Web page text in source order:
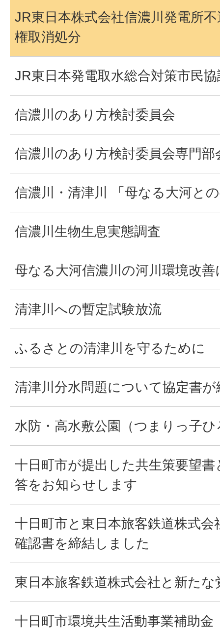
JR東日本株式会社信濃川発電所
権取消処分
JR東日本発電取水総合対策市民
信濃川のあり方検討委員会
信濃川のあり方検討委員会専門部
信濃川・清津川 「母なる大河と
信濃川生物生息実態調査
母なる大河信濃川の河川環境改善
清津川への暫定試験放流
ふるさとの清津川を守るために
清津川分水問題について協定書
水防・高水敷公園（つまりっ子
十日町市が提出した共生策要望
答をお知らせします
十日町市と東日本旅客鉄道株式会
確認書を締結しました
東日本旅客鉄道株式会社と新た
十日町市環境共生活動事業補助金